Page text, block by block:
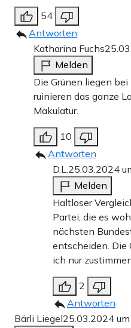
54
Antworten
Katharina Fuchs
Melden
Die Grünen liegen
ruinieren das ganze
Makulatur.
10
Antworten
D.L.25.03.2024
Melden
Haltloser
Partei, die es
nächsten
entscheiden. Die
ich nur
2
Antworten
Bärli Liegel25.03.2024